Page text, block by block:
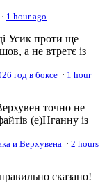
· 1 hour ago
Усик проти ще
а не втретє із
год в боксе · 1 hour
точно не
(е)Нганну із
и Верхувена · 2 hours
сказано!